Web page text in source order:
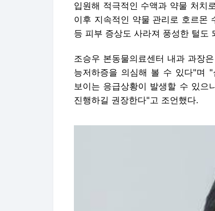
입원해 적극적인 수액과 약물 처치
이후 지속적인 약물 관리로 호르몬
등 피부 증상도 사라져 풍성한 털도
조승우 본동물의료센터 내과 과장
능저하증을 의심해 볼 수 있다"며
보이는 응급상황이 발생할 수 있으
진행하길 권장한다"고 조언했다.